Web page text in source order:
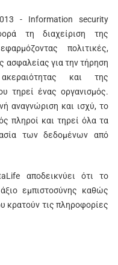
- Information security
τη διαχείριση της
πολιτικές,
ασφαλείας για την τήρηση
και της
τηρεί ένας οργανισμός.
αναγνώριση και ισχύ, το
πληροί και τηρεί όλα τα
των δεδομένων από
αποδεικνύει ότι το
εμπιστοσύνης καθώς
κρατούν τις πληροφορίες